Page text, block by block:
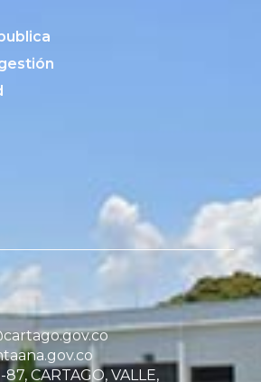
CARTAGO, VALLE,